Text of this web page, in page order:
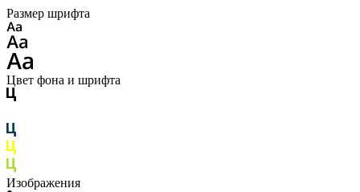
Размер шрифта
Цвет фона и шрифта
Изображения